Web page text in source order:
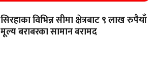
सिरहाका विभिन्न सीमा क्षेत्रबाट ९ लाख रुपैयाँ
मूल्य बराबरका सामान बरामद